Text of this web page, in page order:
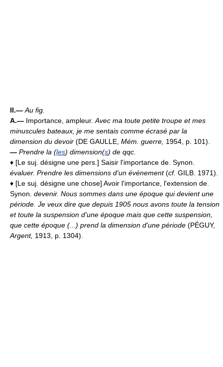
II.— Au fig.
A.— Importance, ampleur. Avec ma toute petite troupe et mes
minuscules bateaux, je me sentais comme écrasé par la
dimension du devoir (DE GAULLE, Mém. guerre, 1954, p. 101).
— Prendre la (les) dimension(s) de qqc.
♦ [Le suj. désigne une pers.] Saisir l'importance de. Synon.
évaluer. Prendre les dimensions d'un événement(cf. GILB. 1971).
♦ [Le suj. désigne une chose] Avoir l'importance, l'extension de.
Synon. devenir. Nous sommes dans une époque qui devient une
période. Je veux dire que depuis 1905 nous avons toute la tension
et toute la suspension d'une époque mais que cette suspension,
que cette époque (...) prend la dimension d'une période (PÉGUY,
Argent, 1913, p. 1304).